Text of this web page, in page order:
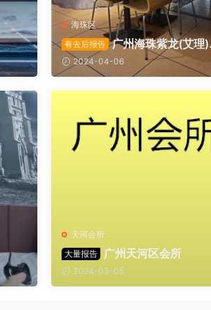
海珠区
有去后报告
广州海珠紫龙(艾理
所2024-04-06
天河会所
大量报告
广州天河区会所
2024-03-05